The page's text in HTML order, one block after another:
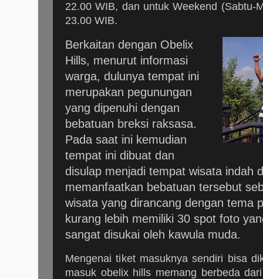
22.00 WIB, dan untuk Weekend (Sabtu-
23.00 WIB.
Berkaitan dengan Obelix
Hills, menurut informasi
warga, dulunya tempat ini
merupakan pegunungan
yang dipenuhi dengan
bebatuan breksi raksasa.
Pada saat ini kemudian
tempat ini dibuat dan
disulap menjadi tempat wisata indah
memanfaatkan bebatuan tersebut
wisata yang dirancang dengan tema
kurang lebih memiliki 30 spot foto
sangat disukai oleh kawula muda.
Mengenai tiket masuknya sendiri bisa
masuk obelix hills memang berbeda